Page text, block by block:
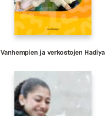
Vanhempien ja verkostojen Hadiya